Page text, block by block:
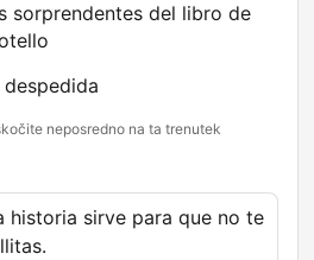
sorprendentes del libro de
neposredno na ta trenutek
historia sirve para que no te